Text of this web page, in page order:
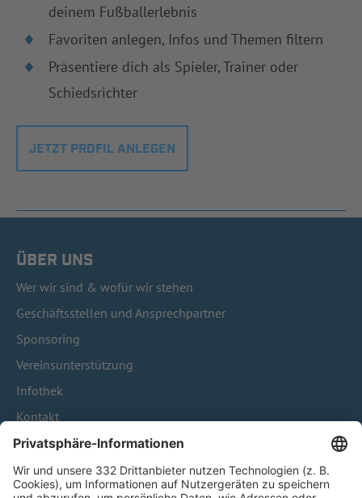
deinem Fußballerlebnis
Favoriten anlegen, Infos und Themen filtern
Präsentiere dich als Spieler, Trainer oder
Schiedsrichter
JETZT PROFIL ANLEGEN
ÜBER UNS
Wer wir sind & wofür wir stehen
Geschäftsstellen und Ansprechpartner
Sponsoring
Vereinsunterstützung
Infothek
Kontakt
HÄUFIG BESUCHTE SEITEN
Pässe und Vereinswechsel